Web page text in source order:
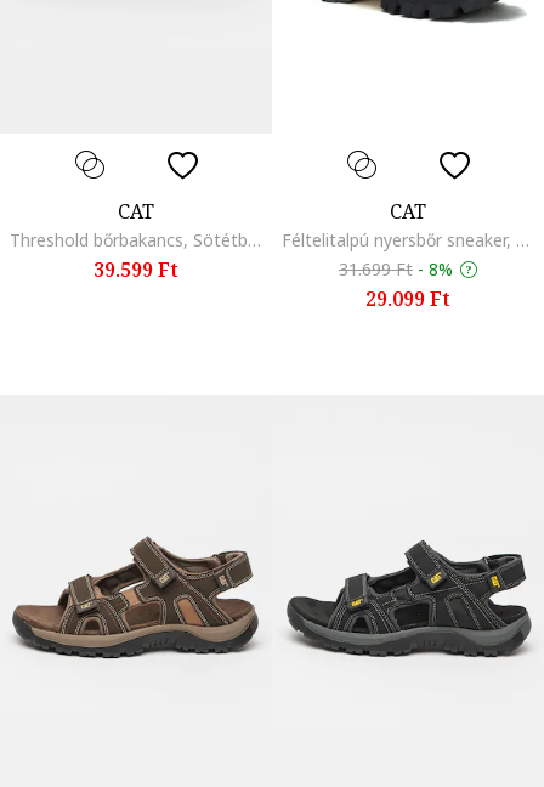
CAT
Threshold bőrbakancs, Sötétbarna
39.599 Ft
CAT
Féltelitalpú nyersbőr sneaker, Sárga/Hamuszürke
31.699 Ft - 8%
29.099 Ft